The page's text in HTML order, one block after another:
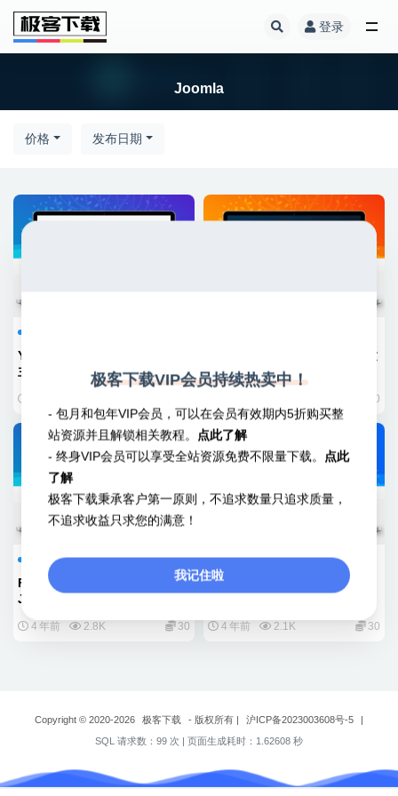
登录
Joomla
价格 发布日期
YooTheme Pro – 高级Joomla
主题及页面编辑器
VMuikit X – 基于UIkit框架构建
的Joomla模板
30
Joomla
FLEX – 多用途模块灵活的
Joomla主题模板
4 年前 2.8K 30
Joomla
Alita – Web Studio Joomla 4
4 年前 2.1K 30
Copyright © 2020-2026 极客下载 - 版权所有 沪ICP备2023003608号-5
SQL 请求数：99 次
页面生成耗时：1.62608 秒
Joomla
极客下载VIP会员持续热卖中！
- 包月和包年VIP会员，可以在会员有效期内5折购买整
站资源并且解锁相关教程。 点此了解
- 终身VIP会员可以享受全站资源免费不限量下载。 点此
了解
极客下载秉承客户第一原则，不追求数量只追求质量，
不追求收益只求您的满意！
我记住啦